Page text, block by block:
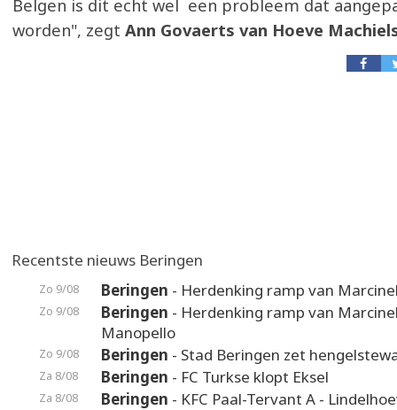
Belgen is dit echt wel een probleem dat
worden", zegt Ann Govaerts van Hoeve
Recentste nieuws Beringen
Zo 9/08 Beringen - Herdenking ramp van
Zo 9/08 Beringen - Herdenking ramp van
Manopello
Zo 9/08 Beringen - Stad Beringen zet
Za 8/08 Beringen - FC Turkse klopt Eksel
Za 8/08 Beringen - KFC Paal-Tervant A -